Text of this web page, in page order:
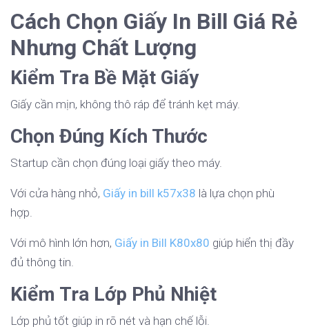
Cách Chọn Giấy In Bill Giá Rẻ
Nhưng Chất Lượng
Kiểm Tra Bề Mặt Giấy
Giấy cần mịn, không thô ráp để tránh kẹt máy.
Chọn Đúng Kích Thước
Startup cần chọn đúng loại giấy theo máy.
Với cửa hàng nhỏ, Giấy in bill k57x38 là lựa chọn phù
hợp.
Với mô hình lớn hơn, Giấy in Bill K80x80 giúp hiển thị đầy
đủ thông tin.
Kiểm Tra Lớp Phủ Nhiệt
Lớp phủ tốt giúp in rõ nét và hạn chế lỗi.